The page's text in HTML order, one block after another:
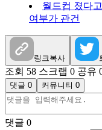
월드컵 졌다
여부가 관건
링크복사
조회 58 스크랩 0 공유
댓글 0 커뮤니티 0
댓글 0